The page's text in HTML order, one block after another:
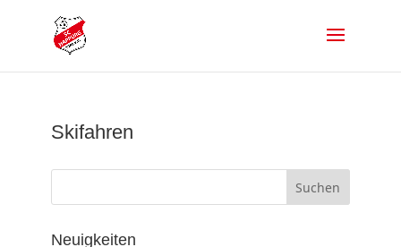
Skifahren
Suchen
Neuigkeiten